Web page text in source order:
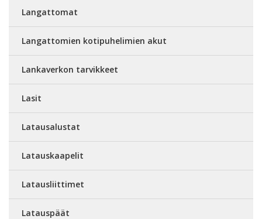
Langattomat
Langattomien kotipuhelimien akut
Lankaverkon tarvikkeet
Lasit
Latausalustat
Latauskaapelit
Latausliittimet
Latauspäät